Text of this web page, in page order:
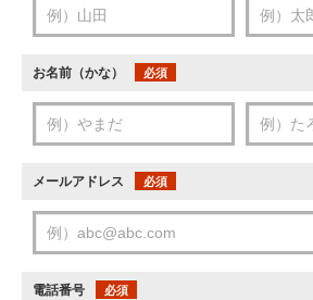
お名前（かな） 必須
メールアドレス 必須
電話番号 必須